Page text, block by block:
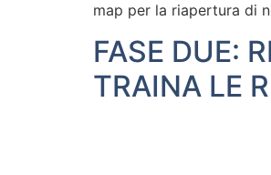
map per la riapertura di
FASE DUE:
TRAINA LE